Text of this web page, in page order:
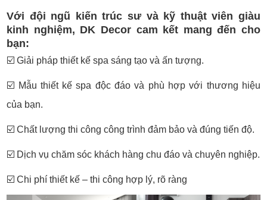
Với đội ngũ kiến trúc sư và kỹ thuật viên giàu
kinh nghiệm, DK Decor cam kết mang đến cho
bạn:
☑️Giải pháp thiết kế spa sáng tạo và ấn tượng.
☑️ Mẫu thiết kế spa độc đáo và phù hợp với thương hiệu
của bạn.
☑️Chất lượng thi công công trình đảm bảo và đúng tiến độ.
☑️ Dịch vụ chăm sóc khách hàng chu đáo và chuyên nghiệp.
☑️Chi phí thiết kế – thi công hợp lý, rõ ràng